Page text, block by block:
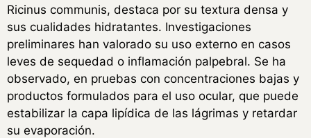
Ricinus communis, destaca por su textura densa y
sus cualidades hidratantes. Investigaciones
preliminares han valorado su uso externo en casos
leves de sequedad o inflamación palpebral. Se ha
observado, en pruebas con concentraciones bajas y
productos formulados para el uso ocular, que puede
estabilizar la capa lipídica de las lágrimas y retardar
su evaporación.